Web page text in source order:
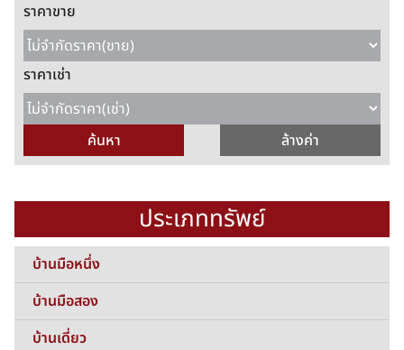
ราคาขาย
ราคาเช่า
ประเภททรัพย์
บ้านมือหนึ่ง
บ้านมือสอง
บ้านเดี่ยว